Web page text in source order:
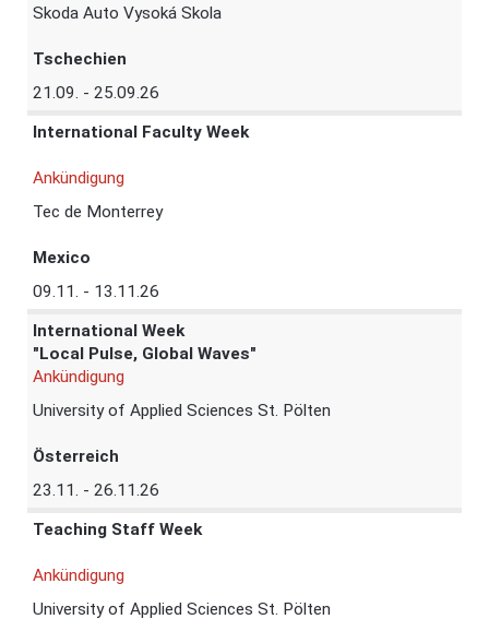
Skoda Auto Vysoká Skola
Tschechien
21.09. - 25.09.26
International Faculty Week
Ankündigung
Tec de Monterrey
Mexico
09.11. - 13.11.26
International Week
"Local Pulse, Global Waves"
Ankündigung
University of Applied Sciences St. Pölten
Österreich
23.11. - 26.11.26
Teaching Staff Week
Ankündigung
University of Applied Sciences St. Pölten